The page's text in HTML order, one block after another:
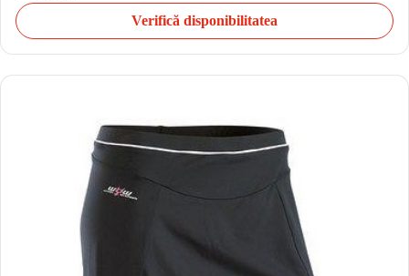
Verifică disponibilitatea